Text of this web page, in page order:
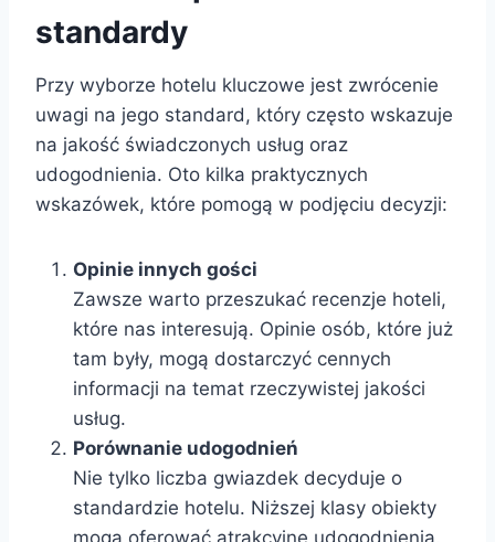
standardy
Przy wyborze hotelu kluczowe jest zwrócenie
uwagi na jego standard, który często wskazuje
na jakość świadczonych usług oraz
udogodnienia. Oto kilka praktycznych
wskazówek, które pomogą w podjęciu decyzji:
Opinie innych gości
Zawsze warto przeszukać recenzje hoteli,
które nas interesują. Opinie osób, które już
tam były, mogą dostarczyć cennych
informacji na temat rzeczywistej jakości
usług.
Porównanie udogodnień
Nie tylko liczba gwiazdek decyduje o
standardzie hotelu. Niższej klasy obiekty
mogą oferować atrakcyjne udogodnienia,